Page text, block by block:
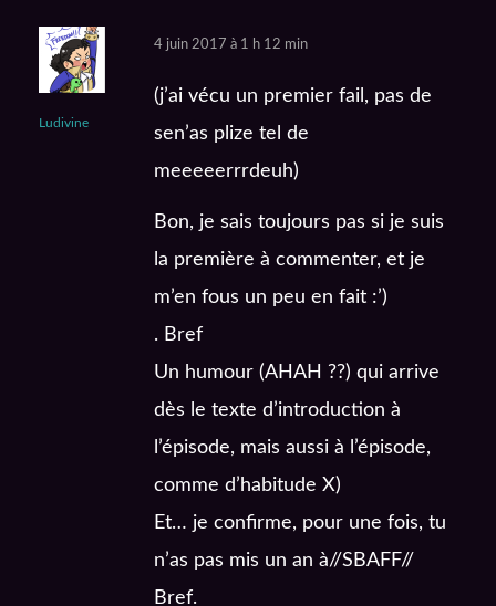
Ludivine
4 juin 2017 à 1 h 12 min
(j’ai vécu un premier fail, pas de
sen’as plize tel de
meeeeerrrdeuh)
Bon, je sais toujours pas si je suis
la première à commenter, et je
m’en fous un peu en fait :’)
. Bref
Un humour (AHAH ??) qui arrive
dès le texte d’introduction à
l’épisode, mais aussi à l’épisode,
comme d’habitude X)
Et… je confirme, pour une fois, tu
n’as pas mis un an à//SBAFF//
Bref.